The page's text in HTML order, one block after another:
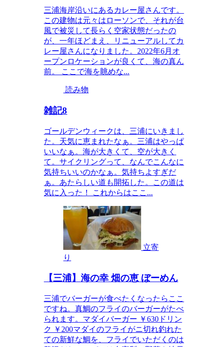
三浦海岸沿いにあるカレー屋さんです。
この建物は元々はローソンで、それが台
風で被災して長らく空家状態だったの
が、一年ほどまえ、リニューアルしてカ
レー屋さんになりました。2022年6月オ
ープンロケーションが良くて、海の真ん
前。 ここで海を眺めな...
読み物
雑記8
ゴールデンウィークは、三浦にいきまし
た。天気に恵まれたなぁ。三浦はやっぱ
いいなぁ。海が大きくて、空が大きく
て。サイクリングって、なんでこんなに
気持ちいいのかなぁ。気持ちよすぎだ
ぁ。あたらしい道も開拓した。この道は
気に入った！ これからはここ...
立寄
り
【三浦】海の幸 畑の恵 ぼーめん
三浦でバーガーが食べたくなったらここ
ですね。真鯛のフライのバーガーがたべ
られます。マダイバーガー ￥630ドリン
ク ￥200マダイのフライがニ切れ釣れた
ての新鮮な鯛を、フライでいただくのは